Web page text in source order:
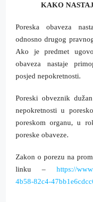
KAKO
Poreska obaveza
odnosno drugog
Ako je predmet
obaveza nastaje
posjed nepokretnosti.
Poreski obveznik
nepokretnosti u
poreskom organu, u
poreske obaveze.
Zakon o porezu na
linku – https://
4b58-82c4-